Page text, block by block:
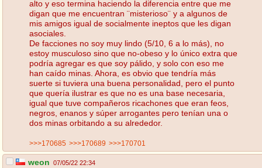
alto y eso termina haciendo la diferencia entre que me
digan que me encuentran ¨misterioso¨ y a algunos de
mis amigos igual de socialmente ineptos que les digan
asociales.
De facciones no soy muy lindo (5/10, 6 a lo más), no
estoy musculoso sino que no-obeso y lo único extra que
podría agregar es que soy pálido, y solo con eso me
han caído minas. Ahora, es obvio que tendría más
suerte si tuviera una buena personalidad, pero el punto
que quería ilustrar es que no es una base necesaria,
igual que tuve compañeros ricachones que eran feos,
negros, enanos y súper arrogantes pero tenían una o
dos minas orbitando a su alrededor.
>>>170685 >>>170689 >>>170701
weon 07/05/22 22:34